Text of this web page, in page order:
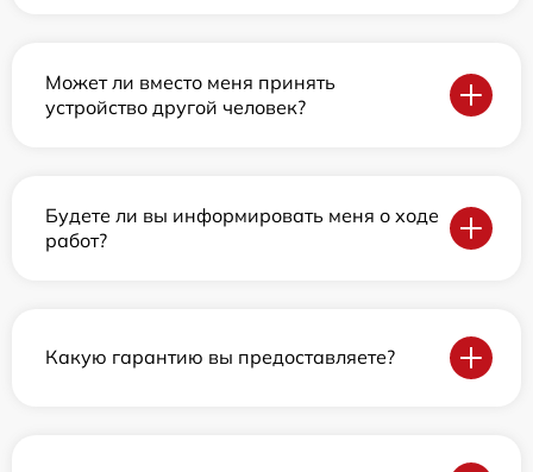
Может ли вместо меня принять
устройство другой человек?
Будете ли вы информировать меня о ходе
работ?
Какую гарантию вы предоставляете?